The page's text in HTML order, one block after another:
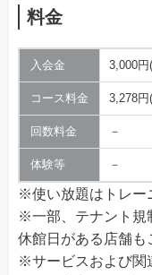
料金
入会金 3,000
コース料金 3,278
回数料金 －
体験等 －
※使い放題はトレー
※一部、テナント規
休館日がある店舗も
※サービスおよび関